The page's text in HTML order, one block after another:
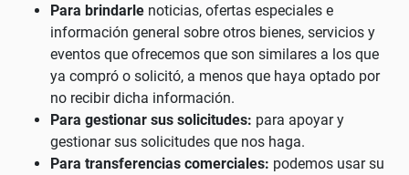
Para brindarle noticias, ofertas especiales e
información general sobre otros bienes, servicios y
eventos que ofrecemos que son similares a los que
ya compró o solicitó, a menos que haya optado por
no recibir dicha información.
Para gestionar sus solicitudes: para apoyar y
gestionar sus solicitudes que nos haga.
Para transferencias comerciales: podemos usar su